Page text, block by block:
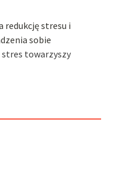
redukcję stresu i
sobie
stres towarzyszy